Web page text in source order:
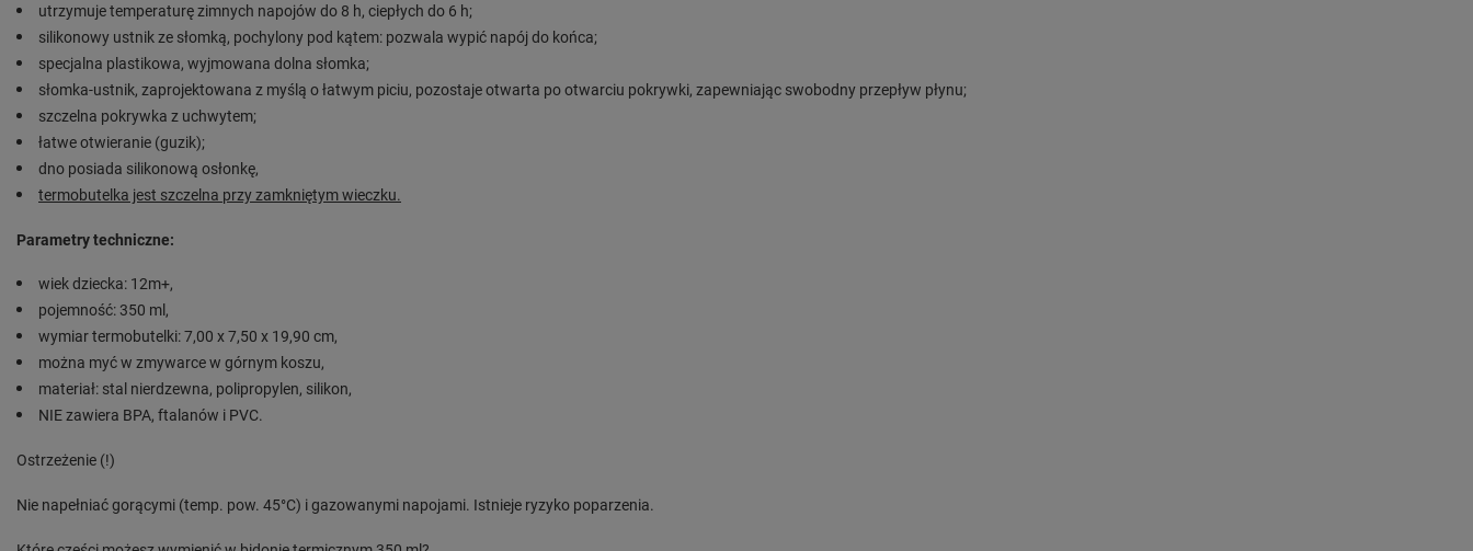
utrzymuje temperaturę zimnych napojów do 8 h, ciepłych do 6 h;
silikonowy ustnik ze słomką, pochylony pod kątem: pozwala wypić napój do końca;
specjalna plastikowa, wyjmowana dolna słomka;
słomka-ustnik, zaprojektowana z myślą o łatwym piciu, pozostaje otwarta po otwarciu pokrywki, zapewniając swobodny przepływ płynu;
szczelna pokrywka z uchwytem;
łatwe otwieranie (guzik);
dno posiada silikonową osłonkę,
termobutelka jest szczelna przy zamkniętym wieczku.
Parametry techniczne:
wiek dziecka: 12m+,
pojemność: 350 ml,
wymiar termobutelki: 7,00 x 7,50 x 19,90 cm,
można myć w zmywarce w górnym koszu,
materiał: stal nierdzewna, polipropylen, silikon,
NIE zawiera BPA, ftalanów i PVC.
Ostrzeżenie (!)
Nie napełniać gorącymi (temp. pow. 45°C) i gazowanymi napojami. Istnieje ryzyko poparzenia.